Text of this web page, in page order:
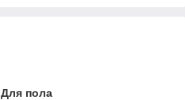
Для пола